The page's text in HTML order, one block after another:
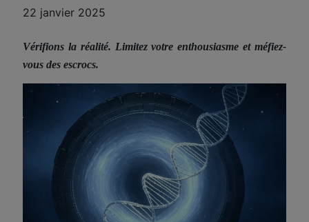
22 janvier 2025
Vérifions la réalité. Limitez votre enthousiasme et méfiez-
vous des escrocs.